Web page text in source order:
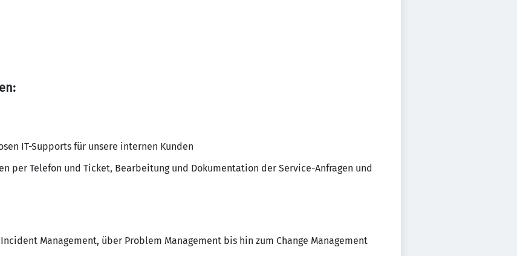
IT-Supports für unsere internen Kunden
per Telefon und Ticket, Bearbeitung und Dokumentation der Service-Anfragen und
Management, über Problem Management bis hin zum Change Management